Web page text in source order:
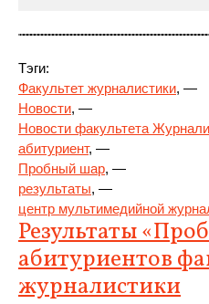
Тэги:
Факультет журналистики, —
Новости, —
Новости факультета
абитуриент, —
Пробный шар, —
результаты, —
центр мультимедийной
Результаты
абитуриентов
журналистики